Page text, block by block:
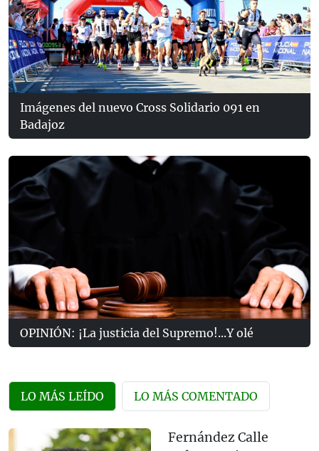
Imágenes del nuevo Cross Solidario 091 en
Badajoz
OPINIÓN: ¡La justicia del Supremo!...Y olé
LO MÁS LEÍDO LO MÁS COMENTADO
Fernández Calle